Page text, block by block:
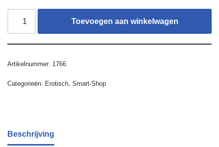
Toevoegen aan winkelwagen
Artikelnummer: 1766
Categorieën: Erotisch, Smart-Shop
Beschrijving